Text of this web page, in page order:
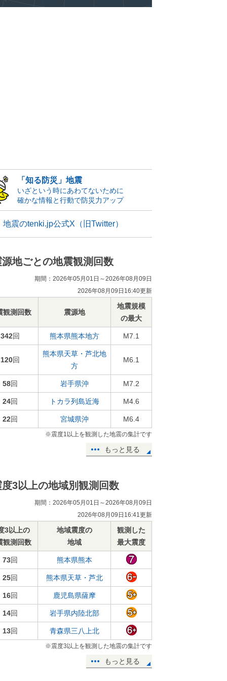
「知る防災」地震
いざという時にあわてないために
確かな情報と行動で防災力アップ
地震のtenki.jp公式X（旧Twitter）
源地ごとの地震観測回数
期間：2026年05月01日～2026年08月09日
2026年08月09日16:40更新
観測回数 震源地
地震規模
の最大
342回 熊本県熊本地方 M7.1
120回
熊本県天草・芦北地
方
M6.1
58回 岩手県沖 M7.2
24回 トカラ列島近海 M4.6
22回 宮城県沖 M6.4
※震度1以上を観測した地震の集計です
もっと見る
度3以上の地域別観測回数
期間：2026年05月01日～2026年08月09日
2026年08月09日16:41更新
3以上の
観測回数
地域震度の
地域
観測した
最大震度
73回 熊本県熊本
25回 熊本県天草・芦北
16回 鹿児島県薩摩
14回 岩手県内陸北部
13回 青森県三八上北
※震度3以上を観測した地震の集計です
もっと見る